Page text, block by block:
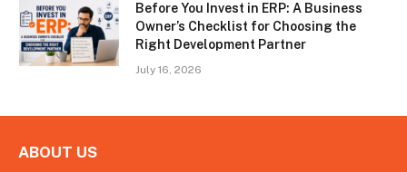
Before You Invest in ERP: A Business
Owner’s Checklist for Choosing the
Right Development Partner
July 16, 2026
ABOUT US